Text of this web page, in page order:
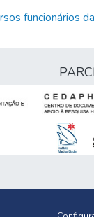
funcionários